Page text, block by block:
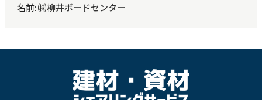
名前:㈱柳井ボードセンター